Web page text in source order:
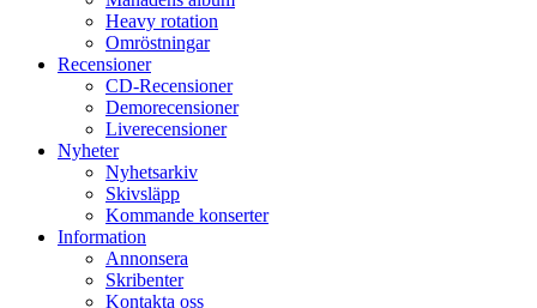
Heavy rotation
Omröstningar
Recensioner
CD-Recensioner
Demorecensioner
Liverecensioner
Nyheter
Nyhetsarkiv
Skivsläpp
Kommande konserter
Information
Annonsera
Skribenter
Kontakta oss